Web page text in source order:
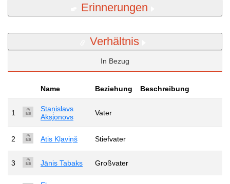
Erinnerungen
Verhältnis
In Bezug
Name Beziehung Beschreibung
1
Staņislavs
Aksjonovs
Vater
2 Atis Kļaviņš Stiefvater
3 Jānis Tabaks Großvater